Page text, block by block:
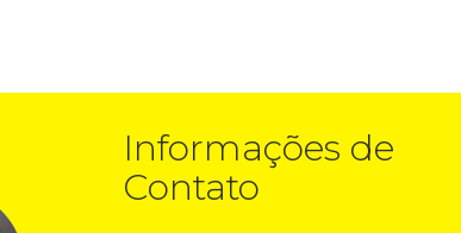
Informações de
Contato